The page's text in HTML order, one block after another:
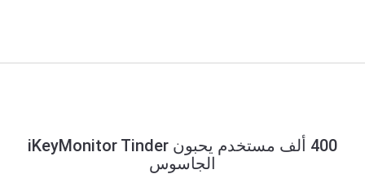
400 ألف مستخدم يحبون iKeyMonitor Tinder
الجاسوس